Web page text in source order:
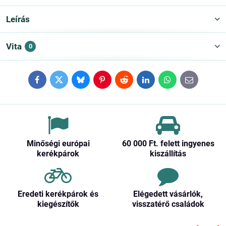
Leírás
Vita 0
FacebookTwitterBlueskyPinterestRedditLinkedInWhatsApp
E-
mail
Minőségi európai
kerékpárok
60 000 Ft​. felett ingyenes
kiszállítás
Eredeti kerékpárok és
kiegészítők
Elégedett vásárlók,
visszatérő családok